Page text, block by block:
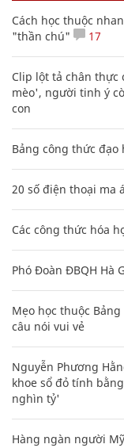
Cách học thuộc
"thần chú"
17
Clip lột tả chân thực
mèo', người tinh ý
con
Bảng công thức
20 số điện thoại ma
Các công thức hóa
Phó Đoàn ĐBQH Hà
Mẹo học thuộc
câu nói vui vẻ
Nguyễn Phương
khoe sổ đỏ tính
nghìn tỷ'
Hàng ngàn người